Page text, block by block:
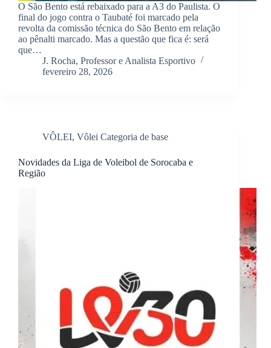
O São Bento está rebaixado para a A3 do Paulista. O
final do jogo contra o Taubaté foi marcado pela
revolta da comissão técnica do São Bento em relação
ao pênalti marcado. Mas a questão que fica é: será
que…
J. Rocha, Professor e Analista Esportivo
fevereiro 28, 2026
VÔLEI, Vôlei Categoria de base
Novidades da Liga de Voleibol de Sorocaba e
Região